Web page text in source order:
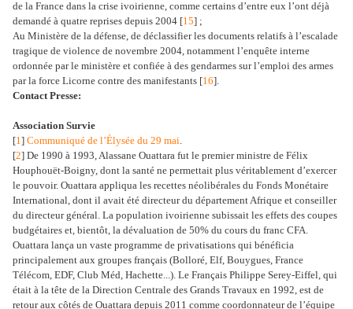
de la France dans la crise ivoirienne, comme certains d’entre eux l’ont déjà
demandé à quatre reprises depuis 2004 [15] ;
Au Ministère de la défense, de déclassifier les documents relatifs à l’escalade
tragique de violence de novembre 2004, notamment l’enquête interne
ordonnée par le ministère et confiée à des gendarmes sur l’emploi des armes
par la force Licorne contre des manifestants [16].
Contact Presse:
Association Survie
[1] Communiqué de l’Élysée du 29 mai.
[2] De 1990 à 1993, Alassane Ouattara fut le premier ministre de Félix
Houphouët-Boigny, dont la santé ne permettait plus véritablement d’exercer
le pouvoir. Ouattara appliqua les recettes néolibérales du Fonds Monétaire
International, dont il avait été directeur du département Afrique et conseiller
du directeur général. La population ivoirienne subissait les effets des coupes
budgétaires et, bientôt, la dévaluation de 50% du cours du franc CFA.
Ouattara lança un vaste programme de privatisations qui bénéficia
principalement aux groupes français (Bolloré, Elf, Bouygues, France
Télécom, EDF, Club Méd, Hachette...). Le Français Philippe Serey-Eiffel, qui
était à la tête de la Direction Centrale des Grands Travaux en 1992, est de
retour aux côtés de Ouattara depuis 2011 comme coordonnateur de l’équipe